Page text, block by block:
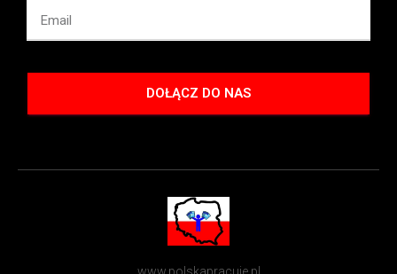
DOŁĄCZ DO NAS
www.polskapracuje.pl